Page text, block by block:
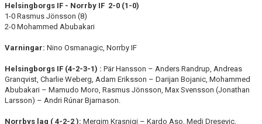
Helsingborgs IF - Norrby IF 2-0 (1-0)
1-0 Rasmus Jönsson (8)
2-0 Mohammed Abubakari
Varningar: Nino Osmanagic, Norrby IF
Helsingborgs IF (4-2-3-1) : Pär Hansson – Anders Randrup, Andreas
Granqvist, Charlie Weberg, Adam Eriksson – Darijan Bojanic, Mohammed
Abubakari – Mamudo Moro, Rasmus Jönsson, Max Svensson (Jonathan
Larsson) – Andri Rúnar Bjarnason.
Norrbys lag ( 4-2-2 ): Mergim Krasniqi – Kardo Aso, Medi Dresevic,